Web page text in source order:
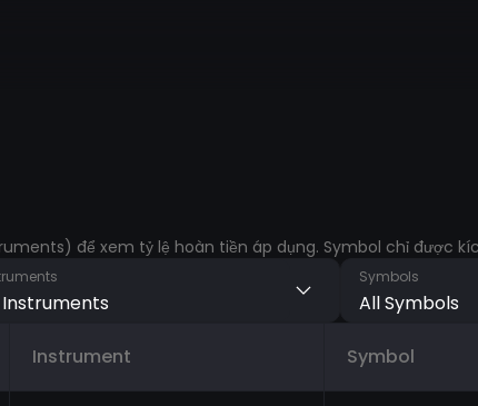
để xem tỷ lệ hoàn tiền áp dụng. Symbol chỉ được
All Symbols
Symbols
Instrument Symbol